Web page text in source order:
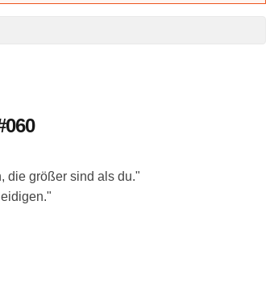
die größer sind als du."